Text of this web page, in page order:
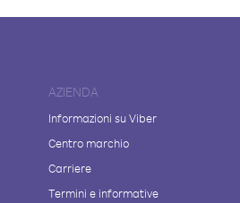
AZIENDA
Informazioni su Viber
Centro marchio
Carriere
Termini e informative